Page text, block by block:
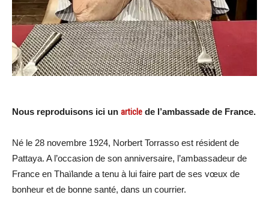
Nous reproduisons ici un article de l’ambassade de France.
Né le 28 novembre 1924, Norbert Torrasso est résident de
Pattaya. A l’occasion de son anniversaire, l’ambassadeur de
France en Thaïlande a tenu à lui faire part de ses vœux de
bonheur et de bonne santé, dans un courrier.